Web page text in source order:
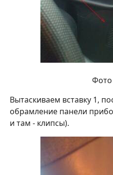
Фото
Вытаскиваем вставку 1,
обрамление панели
и там - клипсы).